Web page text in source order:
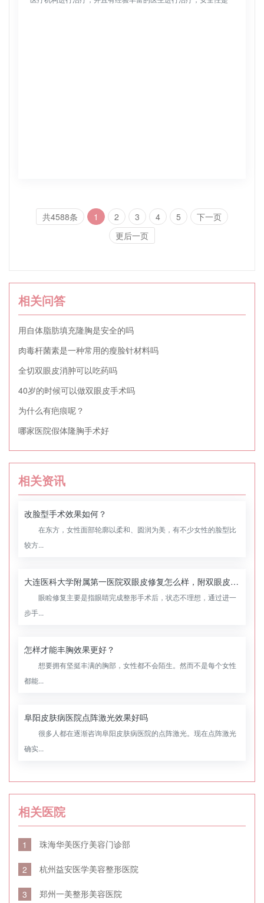
共4588条 1 2 3 4 5
下一页
更后一页
相关问答
用自体脂肪填充隆胸是安全的吗
肉毒杆菌素是一种常用的瘦脸针材料吗
全切双眼皮消肿可以吃药吗
40岁的时候可以做双眼皮手术吗
为什么有疤痕呢？
哪家医院假体隆胸手术好
相关资讯
改脸型手术效果如何？
在东方，女性面部轮廓以柔和、圆润为美，有不少女性的脸型比
较方...
大连医科大学附属第一医院双眼皮修复怎么样，附双眼皮修复案例
眼睑修复主要是指眼睛完成整形手术后，状态不理想，通过进一
步手...
怎样才能丰胸效果更好？
想要拥有坚挺丰满的胸部，女性都不会陌生。然而不是每个女性
都能...
阜阳皮肤病医院点阵激光效果好吗
很多人都在逐渐咨询阜阳皮肤病医院的点阵激光。现在点阵激光
确实...
相关医院
1 珠海华美医疗美容门诊部
2 杭州益安医学美容整形医院
3 郑州一美整形美容医院